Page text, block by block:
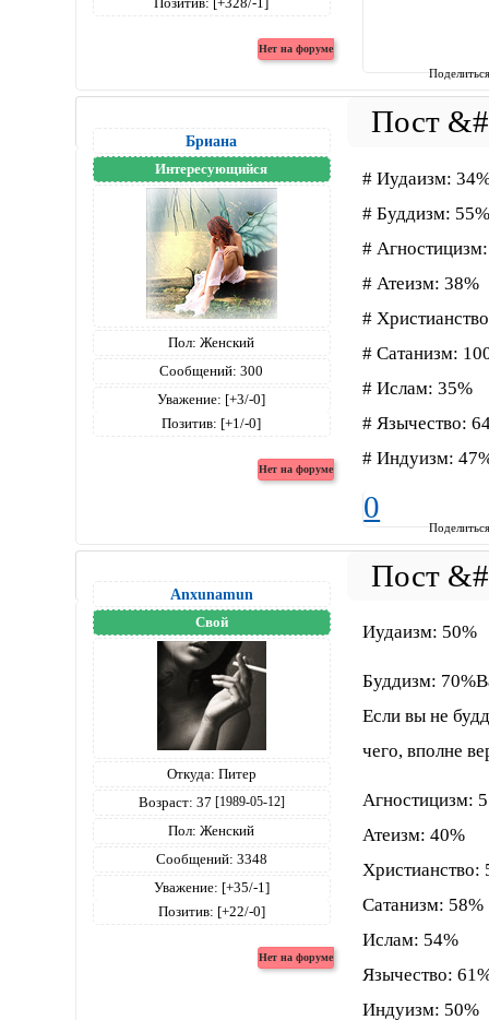
Бриана
Интересующийся
Пол: Женский
Сообщений: 300
Уважение: [+3/-0]
Позитив: [+1/-0]
# Иудаизм:
# Буддизм:
#
# Атеизм: 38%
#
# Сатанизм:
# Ислам: 35%
# Язычество:
# Индуизм:
0
Anxunamun
Свой
Откуда: Питер
Возраст: 37 [1989-05-12]
Пол: Женский
Сообщений: 3348
Уважение: [+35/-1]
Позитив: [+22/-0]
Иудаизм: 50%
Буддизм:
Если вы не
чего, вполне
Агностицизм:
Атеизм: 40%
Христианство:
Сатанизм: 58%
Ислам: 54%
Язычество:
Индуизм: 50%